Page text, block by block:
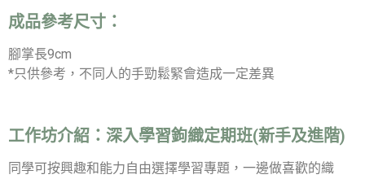
成品參考尺寸：
腳掌長9cm
*只供參考，不同人的手勁鬆緊會造成一定差異
工作坊介紹： 深入學習鉤織定期班(新手及進階)
同學可按興趣和能力自由選擇學習專題，一邊做喜歡的織